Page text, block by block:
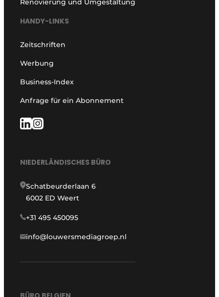
Renovierung und Umgestaltung
HANDY-LINKS
Zeitschriften
Werbung
Business-Index
Anfrage für ein Abonnement
NIEDERLÄNDISCHES BÜRO
Schatbeurderlaan 6
6002 ED Weert
+31 495 450095
info@louwersmediagroep.nl